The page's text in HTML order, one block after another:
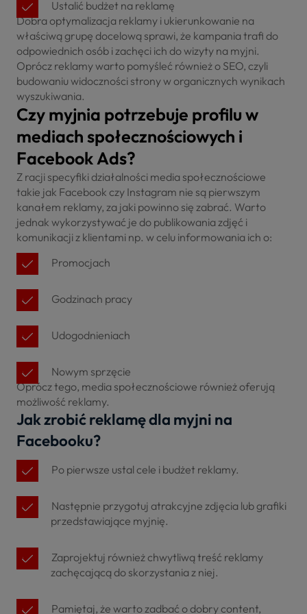
Ustalić budżet na reklamę
Dobra optymalizacja reklamy i ukierunkowanie na
właściwą grupę docelową sprawi, że kampania trafi do
odpowiednich osób i zachęci ich do wizyty na myjni.
Oprócz reklamy warto pomyśleć również o SEO, czyli
budowaniu widoczności strony w organicznych wynikach
wyszukiwania.
Czy myjnia potrzebuje profilu w
mediach społecznościowych i
Facebook Ads?
Z racji specyfiki działalności media społecznościowe
takie jak Facebook czy Instagram nie są pierwszym
kanałem reklamy, za jaki powinno się zabrać. Warto
jednak wykorzystywać je do publikowania zdjęć i
komunikacji z klientami np. w celu informowania ich o:
Promocjach
Godzinach pracy
Udogodnieniach
Nowym sprzęcie
Oprócz tego, media społecznościowe również oferują
możliwość reklamy.
Jak zrobić reklamę dla myjni na
Facebooku?
Po pierwsze ustal cele i budżet reklamy.
Następnie przygotuj atrakcyjne zdjęcia lub grafiki
przedstawiające myjnię.
Zaprojektuj również chwytliwą treść reklamy
zachęcającą do skorzystania z niej.
Pamiętaj, że warto zadbać o dobry content,